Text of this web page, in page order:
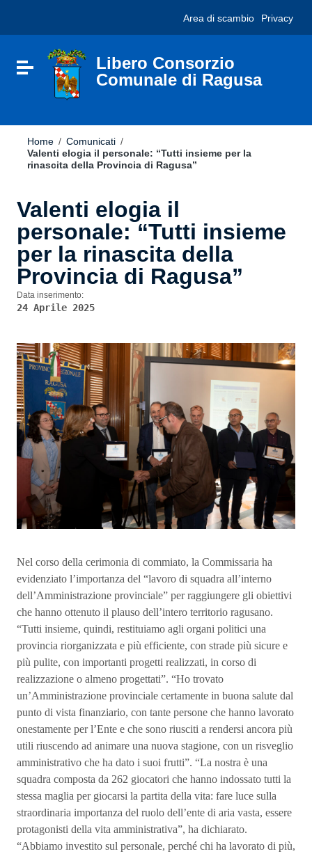
sito
include
Vai al footer
Area di scambio Privacy
Attiva / disattiva la navigazione
Libero Consorzio
Comunale di Ragusa
Home / Comunicati /
Valenti elogia il personale: “Tutti insieme per la
rinascita della Provincia di Ragusa”
Valenti elogia il
personale: “Tutti insieme
per la rinascita della
Provincia di Ragusa”
Data inserimento:
24 Aprile 2025
Nel corso della cerimonia di commiato, la Commissaria ha
evidenziato l’importanza del “lavoro di squadra all’interno
dell’Amministrazione provinciale” per raggiungere gli obiettivi
che hanno ottenuto il plauso dell’intero territorio ragusano.
“Tutti insieme, quindi, restituiamo agli organi politici una
provincia riorganizzata e più efficiente, con strade più sicure e
più pulite, con importanti progetti realizzati, in corso di
realizzazione o almeno progettati”. “Ho trovato
un’Amministrazione provinciale certamente in buona salute dal
punto di vista finanziario, con tante persone che hanno lavorato
onestamente per l’Ente e che sono riusciti a rendersi ancora più
utili riuscendo ad animare una nuova stagione, con un risveglio
amministrativo che ha dato i suoi frutti”. “La nostra è una
squadra composta da 262 giocatori che hanno indossato tutti la
stessa maglia per giocarsi la partita della vita: fare luce sulla
straordinaria importanza del ruolo dell’ente di aria vasta, essere
protagonisti della vita amministrativa”, ha dichiarato.
“Abbiamo investito sul personale, perché chi ha lavorato di più,